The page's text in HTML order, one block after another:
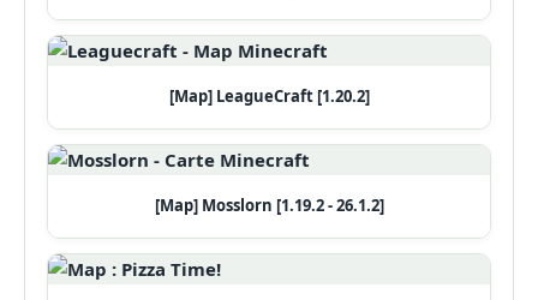
[Map] LeagueCraft [1.20.2]
[Map] Mosslorn [1.19.2 - 26.1.2]